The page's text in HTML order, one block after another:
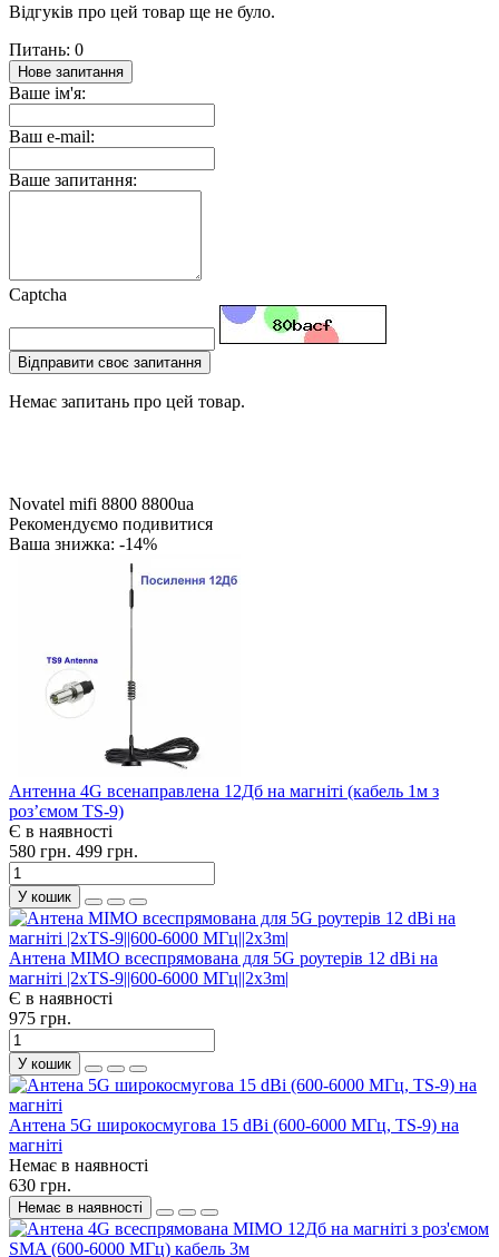
Відгуків про цей товар ще не було.
Питань: 0
Нове запитання
Ваше ім'я:
Ваш e-mail:
Ваше запитання:
Captcha
Відправити своє запитання
Немає запитань про цей товар.
Novatel mifi 8800 8800ua
Рекомендуємо подивитися
Ваша знижка: -14%
Антенна 4G всенаправлена 12Дб на магніті (кабель 1м з
роз’ємом TS-9)
Є в наявності
580 грн. 499 грн.
У кошик
Антена MIMO всеспрямована для 5G роутерів 12 dBi на
магніті |2xTS-9||600-6000 МГц||2x3m|
Є в наявності
975 грн.
У кошик
Антена 5G широкосмугова 15 dBi (600-6000 МГц, TS-9) на
магніті
Немає в наявності
630 грн.
Немає в наявності